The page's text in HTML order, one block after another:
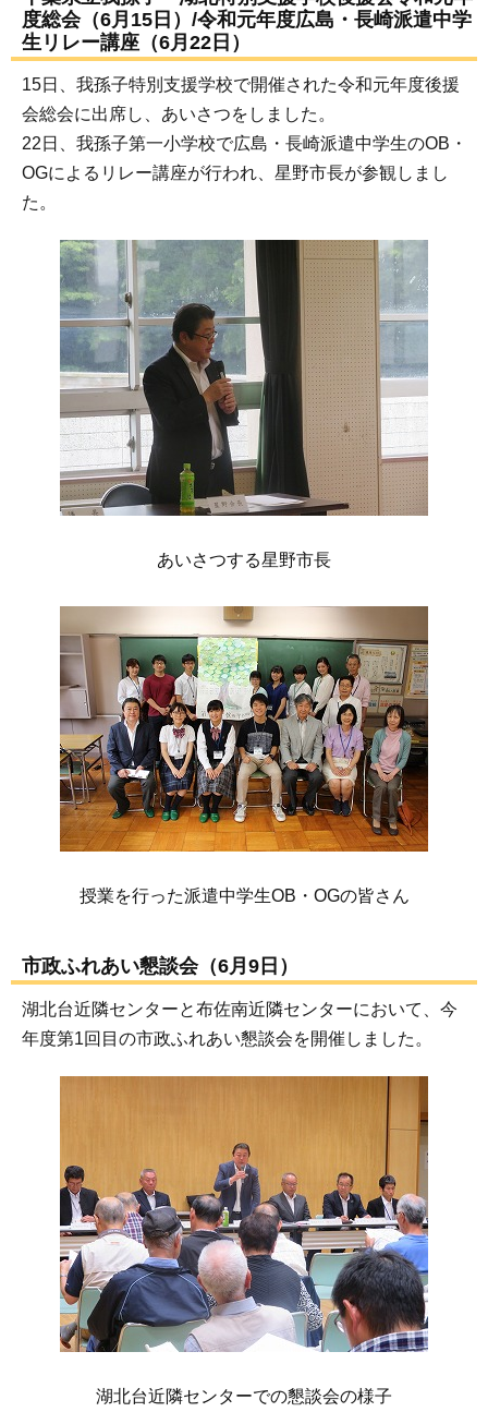
度総会（6月15日）/令和元年度広島・長崎派遣中学
生リレー講座（6月22日）
15日、我孫子特別支援学校で開催された令和元年度後援
会総会に出席し、あいさつをしました。
22日、我孫子第一小学校で広島・長崎派遣中学生のOB・
OGによるリレー講座が行われ、星野市長が参観しまし
た。
あいさつする星野市長
授業を行った派遣中学生OB・OGの皆さん
市政ふれあい懇談会（6月9日）
湖北台近隣センターと布佐南近隣センターにおいて、今
年度第1回目の市政ふれあい懇談会を開催しました。
湖北台近隣センターでの懇談会の様子